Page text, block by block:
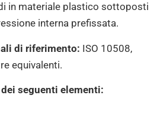
in materiale plastico sottoposti
interna prefissata.
di riferimento: ISO 10508,
equivalenti.
seguenti elementi: